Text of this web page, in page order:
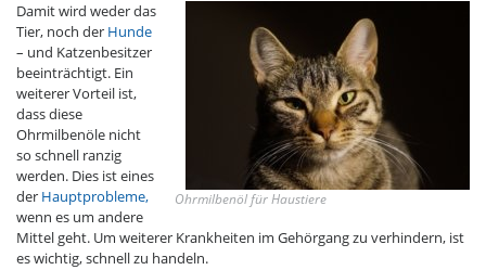
Ohrmilbenöl für Haustiere
Damit wird weder das
Tier, noch der Hunde
– und Katzenbesitzer
beeinträchtigt. Ein
weiterer Vorteil ist,
dass diese
Ohrmilbenöle nicht
so schnell ranzig
werden. Dies ist eines
der Hauptprobleme,
wenn es um andere
Mittel geht. Um weiterer Krankheiten im Gehörgang zu verhindern, ist
es wichtig, schnell zu handeln.